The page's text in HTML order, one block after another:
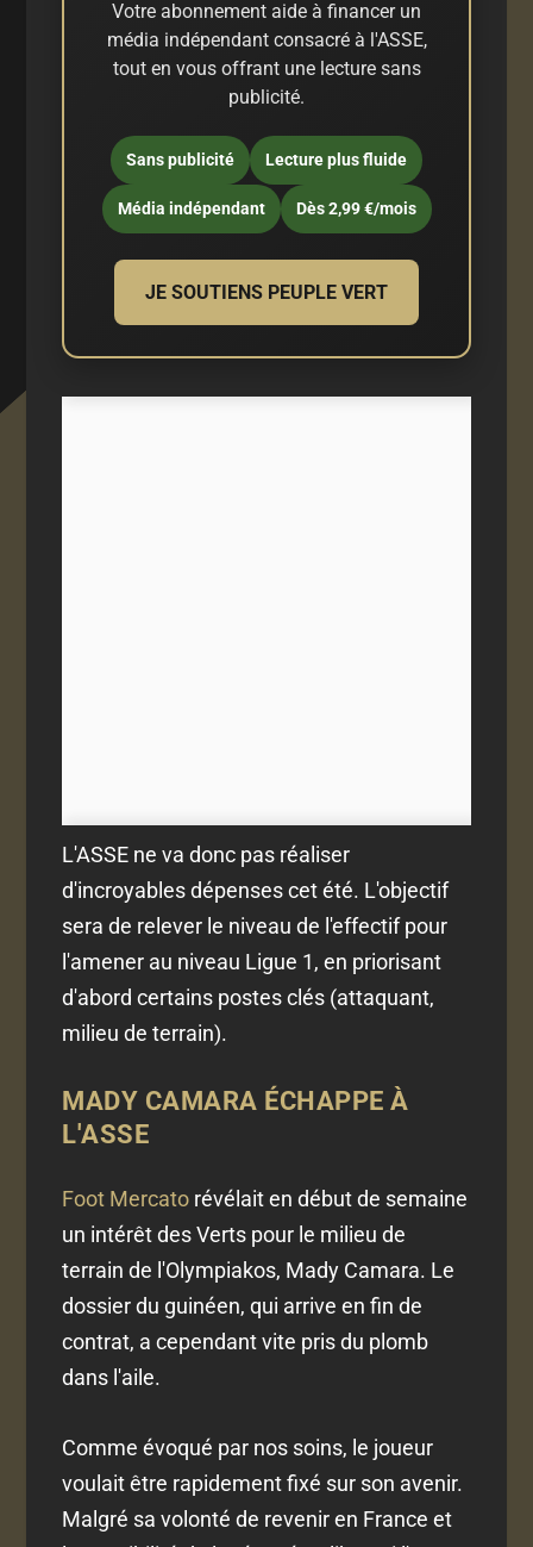
Votre abonnement aide à financer un
média indépendant consacré à l'ASSE,
tout en vous offrant une lecture sans
publicité.
Sans publicité Lecture plus fluide
Média indépendant Dès 2,99 €/mois
JE SOUTIENS PEUPLE VERT
L'ASSE ne va donc pas réaliser
d'incroyables dépenses cet été. L'objectif
sera de relever le niveau de l'effectif pour
l'amener au niveau Ligue 1, en priorisant
d'abord certains postes clés (attaquant,
milieu de terrain).
MADY CAMARA ÉCHAPPE À
L'ASSE
Foot Mercato révélait en début de semaine
un intérêt des Verts pour le milieu de
terrain de l'Olympiakos, Mady Camara. Le
dossier du guinéen, qui arrive en fin de
contrat, a cependant vite pris du plomb
dans l'aile.
Comme évoqué par nos soins, le joueur
voulait être rapidement fixé sur son avenir.
Malgré sa volonté de revenir en France et